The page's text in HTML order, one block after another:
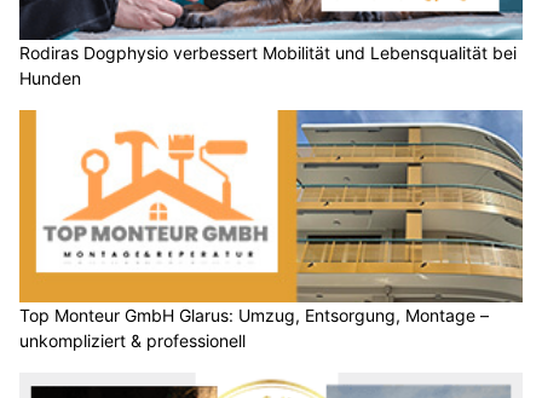
Rodiras Dogphysio verbessert Mobilität und Lebensqualität bei
Hunden
Top Monteur GmbH Glarus: Umzug, Entsorgung, Montage –
unkompliziert & professionell